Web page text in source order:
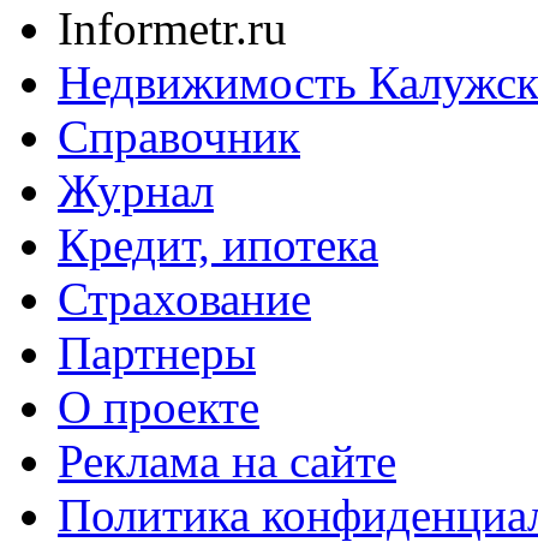
Informetr.ru
Недвижимость
Справочник
Журнал
Кредит, ипотека
Страхование
Партнеры
O проекте
Реклама на сайте
Политика